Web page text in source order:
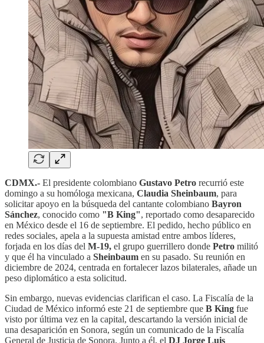
CDMX.- El presidente colombiano Gustavo Petro recurrió este
domingo a su homóloga mexicana, Claudia Sheinbaum, para
solicitar apoyo en la búsqueda del cantante colombiano Bayron
Sánchez, conocido como "B King", reportado como desaparecido
en México desde el 16 de septiembre. El pedido, hecho público en
redes sociales, apela a la supuesta amistad entre ambos líderes,
forjada en los días del M-19, el grupo guerrillero donde Petro militó
y que él ha vinculado a Sheinbaum en su pasado. Su reunión en
diciembre de 2024, centrada en fortalecer lazos bilaterales, añade un
peso diplomático a esta solicitud.
Sin embargo, nuevas evidencias clarifican el caso. La Fiscalía de la
Ciudad de México informó este 21 de septiembre que B King fue
visto por última vez en la capital, descartando la versión inicial de
una desaparición en Sonora, según un comunicado de la Fiscalía
General de Justicia de Sonora. Junto a él, el DJ Jorge Luis